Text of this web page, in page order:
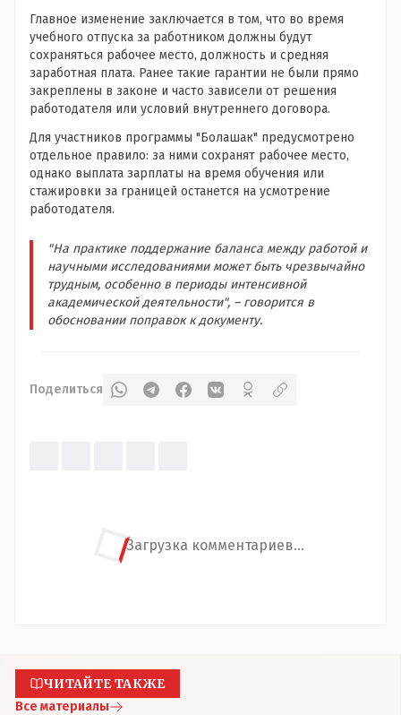
Главное изменение заключается в том, что во время
учебного отпуска за работником должны будут
сохраняться рабочее место, должность и средняя
заработная плата. Ранее такие гарантии не были прямо
закреплены в законе и часто зависели от решения
работодателя или условий внутреннего договора.
Для участников программы "Болашак" предусмотрено
отдельное правило: за ними сохранят рабочее место,
однако выплата зарплаты на время обучения или
стажировки за границей останется на усмотрение
работодателя.
"На практике поддержание баланса между работой и
научными исследованиями может быть чрезвычайно
трудным, особенно в периоды интенсивной
академической деятельности", – говорится в
обосновании поправок к документу.
Поделиться
Загрузка комментариев...
ЧИТАЙТЕ ТАКЖЕ
Все материалы